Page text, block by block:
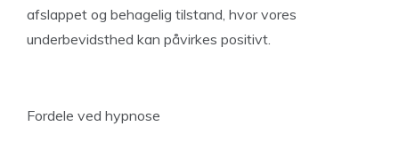
afslappet og behagelig tilstand, hvor vores
underbevidsthed kan påvirkes positivt.
Fordele ved hypnose